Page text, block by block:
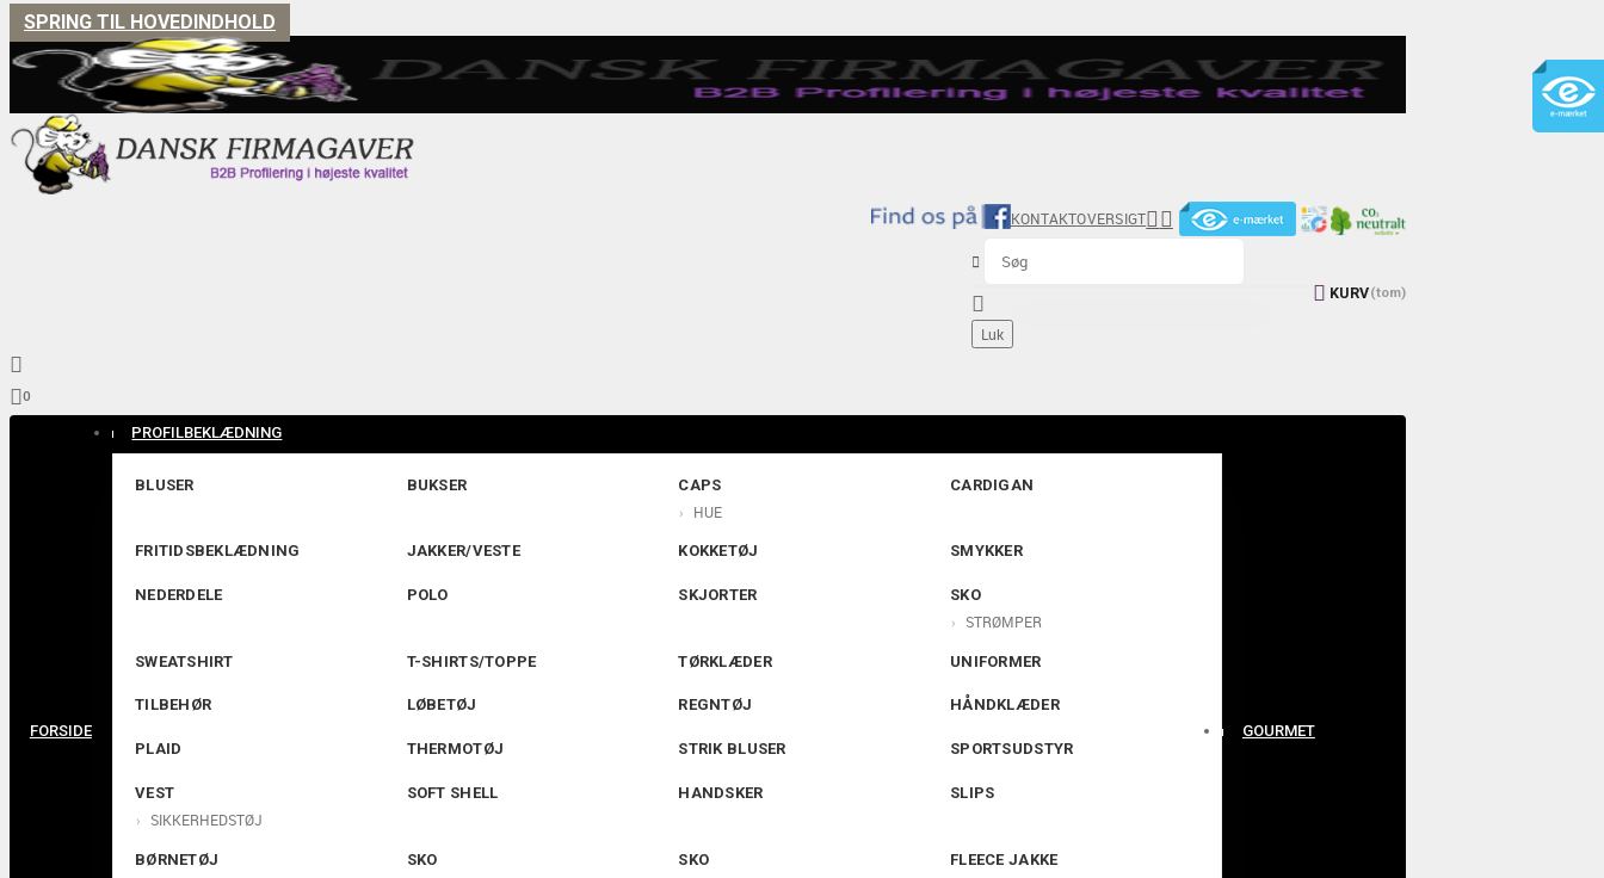
SPRING TIL HOVEDINDHOLD
KONTAKTOVERSIGT


Luk
 KURV(tom)

0
FORSIDE
PROFILBEKLÆDNING
BLUSER BUKSER CAPS
HUE
CARDIGAN
FRITIDSBEKLÆDNING JAKKER/VESTE KOKKETØJ SMYKKER
NEDERDELE POLO SKJORTER SKO
STRØMPER
SWEATSHIRT T-SHIRTS/TOPPE TØRKLÆDER UNIFORMER
TILBEHØR LØBETØJ REGNTØJ HÅNDKLÆDER
PLAID THERMOTØJ STRIK BLUSER SPORTSUDSTYR
VEST
SIKKERHEDSTØJ
SOFT SHELL HANDSKER SLIPS
BØRNETØJ SKO SKO FLEECE JAKKE
GOURMET